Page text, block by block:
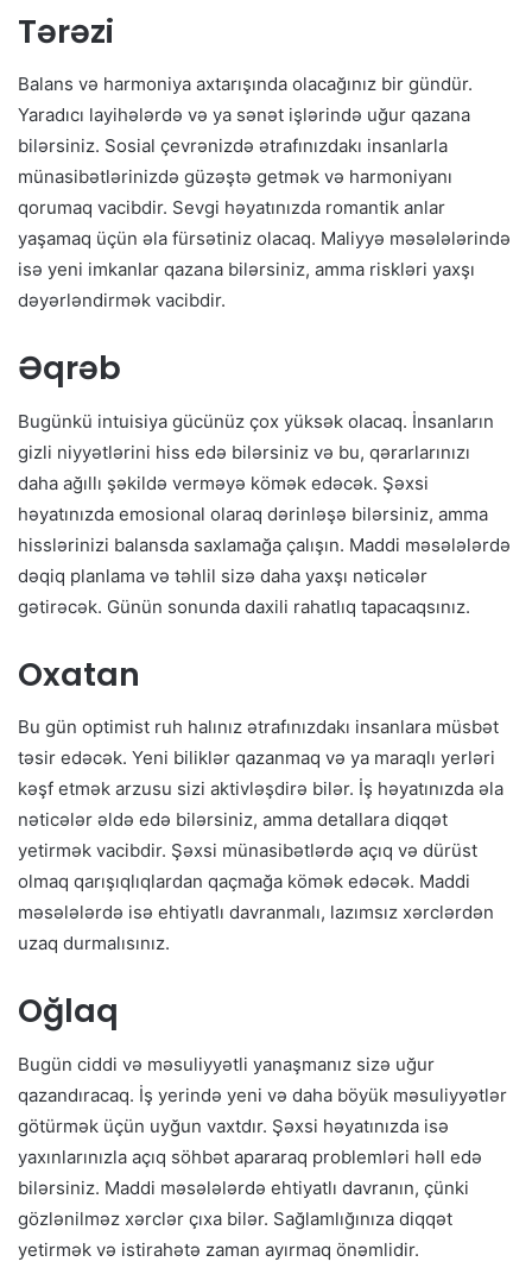
Tərəzi
Balans və harmoniya axtarışında olacağınız bir gündür.
Yaradıcı layihələrdə və ya sənət işlərində uğur qazana
bilərsiniz. Sosial çevrənizdə ətrafınızdakı insanlarla
münasibətlərinizdə güzəştə getmək və harmoniyanı
qorumaq vacibdir. Sevgi həyatınızda romantik anlar
yaşamaq üçün əla fürsətiniz olacaq. Maliyyə məsələlərində
isə yeni imkanlar qazana bilərsiniz, amma riskləri yaxşı
dəyərləndirmək vacibdir.
Əqrəb
Bugünkü intuisiya gücünüz çox yüksək olacaq. İnsanların
gizli niyyətlərini hiss edə bilərsiniz və bu, qərarlarınızı
daha ağıllı şəkildə verməyə kömək edəcək. Şəxsi
həyatınızda emosional olaraq dərinləşə bilərsiniz, amma
hisslərinizi balansda saxlamağa çalışın. Maddi məsələlərdə
dəqiq planlama və təhlil sizə daha yaxşı nəticələr
gətirəcək. Günün sonunda daxili rahatlıq tapacaqsınız.
Oxatan
Bu gün optimist ruh halınız ətrafınızdakı insanlara müsbət
təsir edəcək. Yeni biliklər qazanmaq və ya maraqlı yerləri
kəşf etmək arzusu sizi aktivləşdirə bilər. İş həyatınızda əla
nəticələr əldə edə bilərsiniz, amma detallara diqqət
yetirmək vacibdir. Şəxsi münasibətlərdə açıq və dürüst
olmaq qarışıqlıqlardan qaçmağa kömək edəcək. Maddi
məsələlərdə isə ehtiyatlı davranmalı, lazımsız xərclərdən
uzaq durmalısınız.
Oğlaq
Bugün ciddi və məsuliyyətli yanaşmanız sizə uğur
qazandıracaq. İş yerində yeni və daha böyük məsuliyyətlər
götürmək üçün uyğun vaxtdır. Şəxsi həyatınızda isə
yaxınlarınızla açıq söhbət apararaq problemləri həll edə
bilərsiniz. Maddi məsələlərdə ehtiyatlı davranın, çünki
gözlənilməz xərclər çıxa bilər. Sağlamlığınıza diqqət
yetirmək və istirahətə zaman ayırmaq önəmlidir.